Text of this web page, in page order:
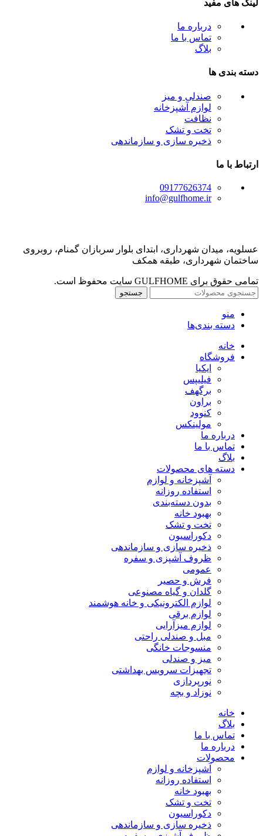
لینک های مفید
درباره ما
تماس با ما
بلاگ
دسته بندی ها
صندلی و میز
لوازم آشپزخانه
نظافت
تخت و تشک
ذخیره سازی و سازماندهی
ارتباط با ما
09177626374
info@gulfhome.ir
عسلویه، میدان شهرداری، ابتدای بلوار سربازان گمنام، روبروی
ساختمان شهرداری، طبقه همکف
تمامی حقوق برای GULFHOME سایت محفوظ است.
جستجو
منو
دسته بندی‌ها
خانه
فروشگاه
ایکیا
فیلیپس
برگهف
براون
کنوود
مولینکس
درباره ما
تماس با ما
بلاگ
دسته های محصولات
آشپزخانه و لوازم
استفاده روزانه
بدون دسته‌بندی
بهبود خانه
تخت و تشک
دکوراسیون
ذخیره سازی و سازماندهی
ظروف آشپزی و سفره
عمومی
فرش و حصیر
گلدان و گیاه مصنوعی
لوازم الکترونیکی و خانه هوشمند
لوازم برقی
لوازم میزآرایی
مبل و صندلی راحتی
منسوجات خانگی
میز و صندلی
تجهیزات سرویس بهداشتی
نورپردازی
نوزاد و بچه
خانه
بلاگ
تماس با ما
درباره ما
محصولات
آشپزخانه و لوازم
استفاده روزانه
بهبود خانه
تخت و تشک
دکوراسیون
ذخیره سازی و سازماندهی